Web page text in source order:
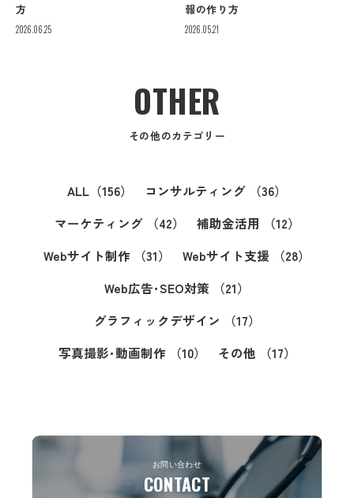
方
2026.06.25
報の作り方
2026.05.21
OTHER
その他のカテゴリー
ALL （156） コンサルティング
（36）
マーケティング
（42） 補助金活用
（12）
Webサイト制作
（31） Webサイト支援
（28）
Web広告･SEO対策
（21）
グラフィックデザイン
（17）
写真撮影･動画制作
（10） その他 （17）
お問い合わせ
CONTACT